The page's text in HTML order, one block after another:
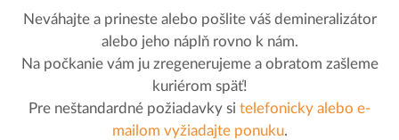
Neváhajte a prineste alebo pošlite váš demineralizátor
alebo jeho náplň rovno k nám.
Na počkanie vám ju zregenerujeme a obratom zašleme
kuriérom späť!
Pre neštandardné požiadavky si telefonicky alebo e-
mailom vyžiadajte ponuku.